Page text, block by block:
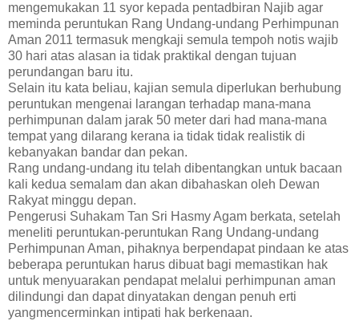
mengemukakan 11 syor kepada pentadbiran Najib agar
meminda peruntukan Rang Undang-undang Perhimpunan
Aman 2011 termasuk mengkaji semula tempoh notis wajib
30 hari atas alasan ia tidak praktikal dengan tujuan
perundangan baru itu.
Selain itu kata beliau, kajian semula diperlukan berhubung
peruntukan mengenai larangan terhadap mana-mana
perhimpunan dalam jarak 50 meter dari had mana-mana
tempat yang dilarang kerana ia tidak tidak realistik di
kebanyakan bandar dan pekan.
Rang undang-undang itu telah dibentangkan untuk bacaan
kali kedua semalam dan akan dibahaskan oleh Dewan
Rakyat minggu depan.
Pengerusi Suhakam Tan Sri Hasmy Agam berkata, setelah
meneliti peruntukan-peruntukan Rang Undang-undang
Perhimpunan Aman, pihaknya berpendapat pindaan ke atas
beberapa peruntukan harus dibuat bagi memastikan hak
untuk menyuarakan pendapat melalui perhimpunan aman
dilindungi dan dapat dinyatakan dengan penuh erti
yangmencerminkan intipati hak berkenaan.